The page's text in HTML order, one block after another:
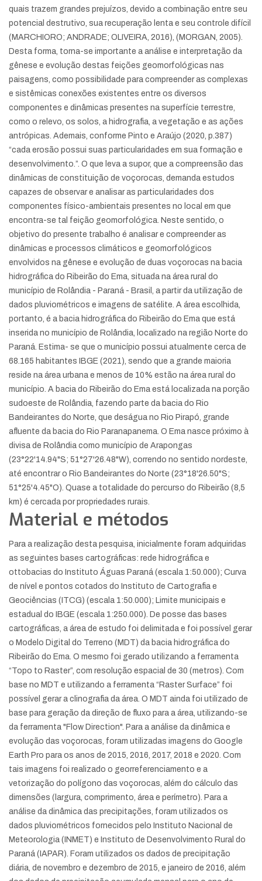
quais trazem grandes prejuízos, devido a combinação entre seu
potencial destrutivo, sua recuperação lenta e seu controle difícil
(MARCHIORO; ANDRADE; OLIVEIRA, 2016), (MORGAN, 2005).
Desta forma, torna-se importante a análise e interpretação da
gênese e evolução destas feições geomorfológicas nas
paisagens, como possibilidade para compreender as complexas
e sistêmicas conexões existentes entre os diversos
componentes e dinâmicas presentes na superfície terrestre,
como o relevo, os solos, a hidrografia, a vegetação e as ações
antrópicas. Ademais, conforme Pinto e Araújo (2020, p.387)
“cada erosão possui suas particularidades em sua formação e
desenvolvimento.”. O que leva a supor, que a compreensão das
dinâmicas de constituição de voçorocas, demanda estudos
capazes de observar e analisar as particularidades dos
componentes físico-ambientais presentes no local em que
encontra-se tal feição geomorfológica. Neste sentido, o
objetivo do presente trabalho é analisar e compreender as
dinâmicas e processos climáticos e geomorfológicos
envolvidos na gênese e evolução de duas voçorocas na bacia
hidrográfica do Ribeirão do Ema, situada na área rural do
município de Rolândia - Paraná - Brasil, a partir da utilização de
dados pluviométricos e imagens de satélite. A área escolhida,
portanto, é a bacia hidrográfica do Ribeirão do Ema que está
inserida no município de Rolândia, localizado na região Norte do
Paraná. Estima- se que o município possui atualmente cerca de
68.165 habitantes IBGE (2021), sendo que a grande maioria
reside na área urbana e menos de 10% estão na área rural do
município. A bacia do Ribeirão do Ema está localizada na porção
sudoeste de Rolândia, fazendo parte da bacia do Rio
Bandeirantes do Norte, que deságua no Rio Pirapó, grande
afluente da bacia do Rio Paranapanema. O Ema nasce próximo à
divisa de Rolândia como município de Arapongas
(23°22'14.94"S; 51°27'26.48"W), correndo no sentido nordeste,
até encontrar o Rio Bandeirantes do Norte (23°18'26.50"S;
51°25'4.45"O). Quase a totalidade do percurso do Ribeirão (8,5
km) é cercada por propriedades rurais.
Material e métodos
Para a realização desta pesquisa, inicialmente foram adquiridas
as seguintes bases cartográficas: rede hidrográfica e
ottobacias do Instituto Águas Paraná (escala 1:50.000); Curva
de nível e pontos cotados do Instituto de Cartografia e
Geociências (ITCG) (escala 1:50.000); Limite municipais e
estadual do IBGE (escala 1:250.000). De posse das bases
cartográficas, a área de estudo foi delimitada e foi possível gerar
o Modelo Digital do Terreno (MDT) da bacia hidrográfica do
Ribeirão do Ema. O mesmo foi gerado utilizando a ferramenta
“Topo to Raster”, com resolução espacial de 30 (metros). Com
base no MDT e utilizando a ferramenta “Raster Surface” foi
possível gerar a clinografia da área. O MDT ainda foi utilizado de
base para geração da direção de fluxo para a área, utilizando-se
da ferramenta "Flow Direction". Para a análise da dinâmica e
evolução das voçorocas, foram utilizadas imagens do Google
Earth Pro para os anos de 2015, 2016, 2017, 2018 e 2020. Com
tais imagens foi realizado o georreferenciamento e a
vetorização do polígono das voçorocas, além do cálculo das
dimensões (largura, comprimento, área e perímetro). Para a
análise da dinâmica das precipitações, foram utilizados os
dados pluviométricos fornecidos pelo Instituto Nacional de
Meteorologia (INMET) e Instituto de Desenvolvimento Rural do
Paraná (IAPAR). Foram utilizados os dados de precipitação
diária, de novembro e dezembro de 2015, e janeiro de 2016, além